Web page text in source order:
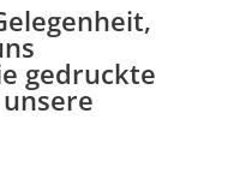
gedruckte